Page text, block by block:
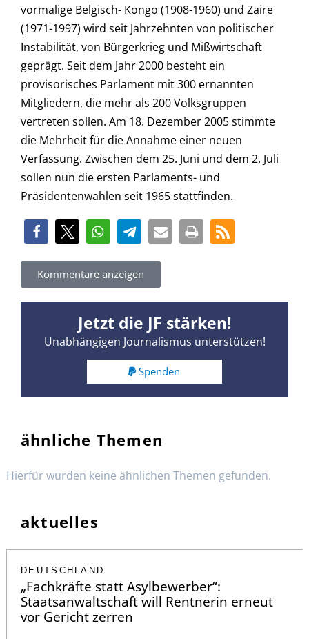
Kommentare anzeigen
Jetzt die JF stärken!
Unabhängigen Journalismus unterstützen!
Spenden
ähnliche Themen
Hierfür wurden keine ähnlichen Themen gefunden.
aktuelles
DEUTSCHLAND
„Fachkräfte statt Asylbewerber“:
Staatsanwaltschaft will Rentnerin erneut
vor Gericht zerren